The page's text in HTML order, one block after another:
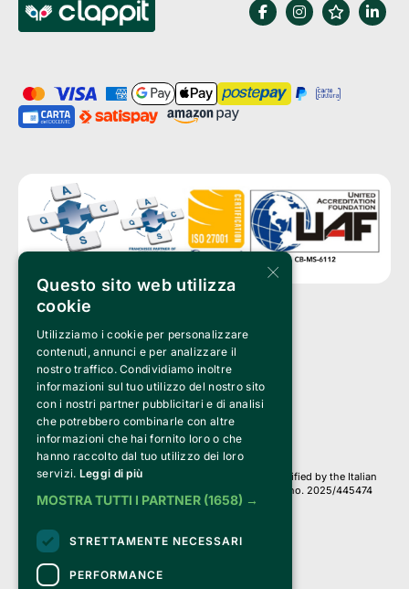
Clappit is a trademark of:
Bemils Srl
a Socio Unico
Via Fosse Ardeatine, 4 -20092 Cinisello Balsamo (MI)
PI 05589050961
Iscr. C.C.I.A.A. Milano R.E.A. 1833471
© 2010-2025 Bemils Srl - All rights reserved
Credits:
Clappit is based on the Belive 6.2 ticketing platform, certified by the Italian
Revenue Agency (Agenzia delle Entrate) under protocol no. 2025/445474
dated November 6, 2025.
they are secure and protected by an SSL certificate
with 128-bit encryption.
×
Questo sito web utilizza
cookie
Utilizziamo i cookie per personalizzare
contenuti, annunci e per analizzare il
nostro traffico. Condividiamo inoltre
informazioni sul tuo utilizzo del nostro sito
con i nostri partner pubblicitari e di analisi
che potrebbero combinarle con altre
informazioni che hai fornito loro o che
hanno raccolto dal tuo utilizzo dei loro
servizi. Leggi di più
MOSTRA TUTTI I PARTNER (1658) →
STRETTAMENTE NECESSARI
PERFORMANCE